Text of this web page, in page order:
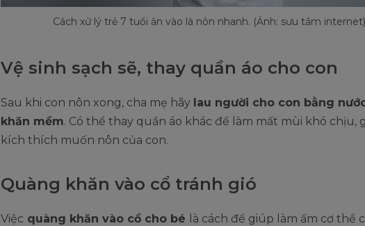
Cách xử lý trẻ 7 tuổi ăn vào là nôn nhanh. (Ảnh: sưu tầm internet)
Vệ sinh sạch sẽ, thay quần áo cho con
Sau khi con nôn xong, cha mẹ hãy lau người cho con bằng
khăn mềm. Có thể thay quần áo khác để làm mất mùi khó chịu,
kích thích muốn nôn của con.
Quàng khăn vào cổ tránh gió
Việc quàng khăn vào cổ cho bé là cách để giúp làm ấm cơ thể